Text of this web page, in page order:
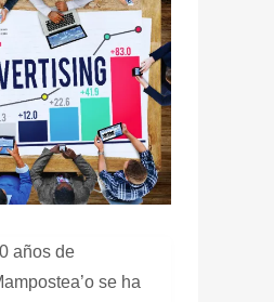
años de
se ha